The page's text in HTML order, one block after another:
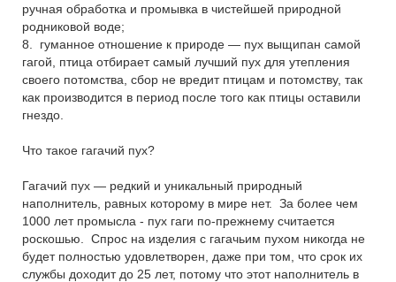
ручная обработка и промывка в чистейшей природной
родниковой воде;
8. гуманное отношение к природе — пух выщипан самой
гагой, птица отбирает самый лучший пух для утепления
своего потомства, сбор не вредит птицам и потомству, так
как производится в период после того как птицы оставили
гнездо.
Что такое гагачий пух?
Гагачий пух — редкий и уникальный природный
наполнитель, равных которому в мире нет. За более чем
1000 лет промысла - пух гаги по-прежнему считается
роскошью. Спрос на изделия с гагачьим пухом никогда не
будет полностью удовлетворен, даже при том, что срок их
службы доходит до 25 лет, потому что этот наполнитель в